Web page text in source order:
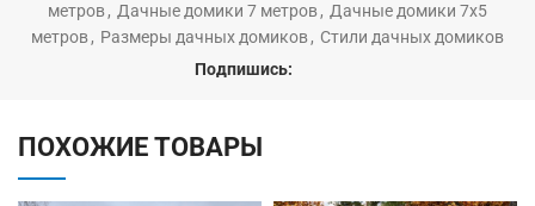
метров, Дачные домики 7 метров, Дачные домики 7х5
метров, Размеры дачных домиков, Стили дачных домиков
Подпишись:
ПОХОЖИЕ ТОВАРЫ